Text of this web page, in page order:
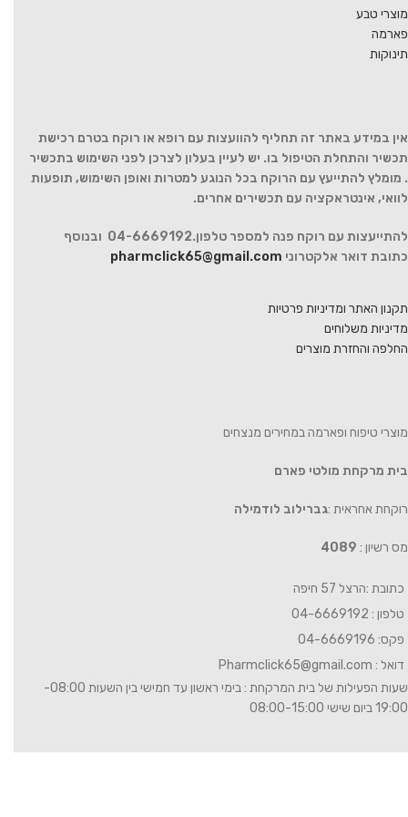
מוצרי טבע
פארמה
תינוקות
אין במידע באתר זה תחליף להוועצות עם רופא או רוקח בטרם רכישת
תכשיר והתחלת הטיפול בו. יש לעיין בעלון לצרכן לפני השימוש בתכשיר
. מומלץ להתייעץ עם הרוקח בכל הנוגע למטרות ואופן השימוש, תופעות
לוואי, אינטראקציה עם תכשירים אחרים.
להתייעצות עם רוקח פנה למספר טלפון.04-6669192 ובנוסף
כתובת דואר אלקטרוני pharmclick65@gmail.com
תקנון האתר ומדיניות פרטיות
מדיניות משלוחים
החלפה והחזרת מוצרים
מוצרי טיפוח ופארמה במחירים מנצחים
בית מרקחת מולטי פארם
רוקחת אחראית :גברילוב לודמילה
מס רשיון : 4089
כתובת :הרצל 57 חיפה
טלפון : 04-6669192
פקס: 04-6669196
דואל : Pharmclick65@gmail.com
שעות הפעילות של בית המרקחת : בימי ראשון עד חמישי בין השעות 08:00-
19:00 ביום שישי 08:00-15:00